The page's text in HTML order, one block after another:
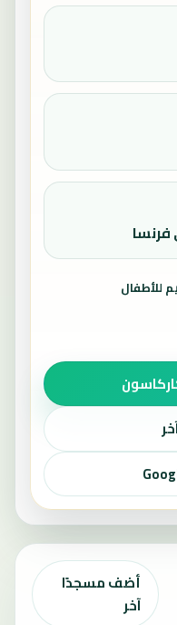
فرنسا
للأطفال
أضف مسجدًا
آخر